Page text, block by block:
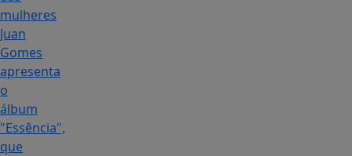
mulheres
Juan
Gomes
apresenta
o
álbum
"Essência",
que